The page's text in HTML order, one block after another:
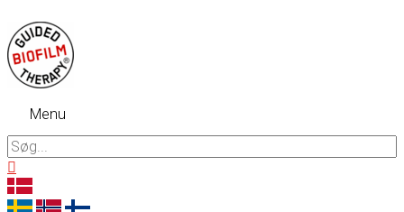
til
indholdet
Menu
Menu
Søg
efter: